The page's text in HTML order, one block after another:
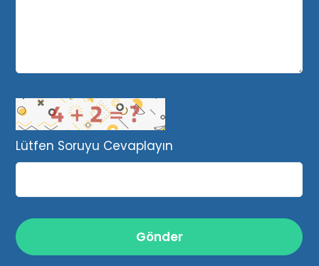
Lütfen Soruyu Cevaplayın